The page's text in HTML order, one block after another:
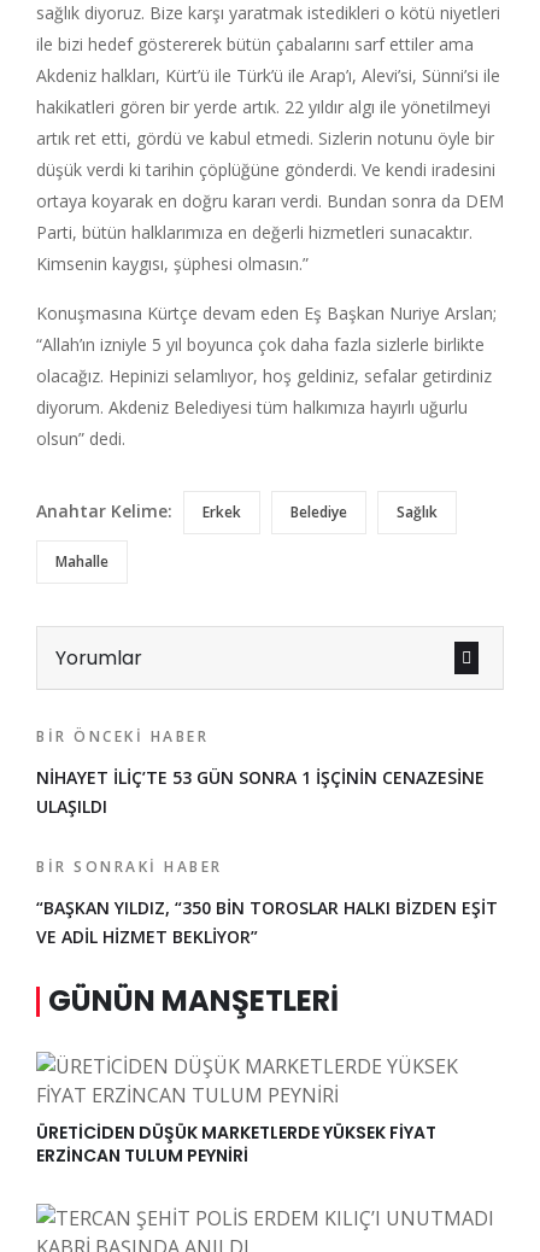
sağlık diyoruz. Bize karşı yaratmak istedikleri o kötü niyetleri
ile bizi hedef göstererek bütün çabalarını sarf ettiler ama
Akdeniz halkları, Kürt’ü ile Türk’ü ile Arap’ı, Alevi’si, Sünni’si ile
hakikatleri gören bir yerde artık. 22 yıldır algı ile yönetilmeyi
artık ret etti, gördü ve kabul etmedi. Sizlerin notunu öyle bir
düşük verdi ki tarihin çöplüğüne gönderdi. Ve kendi iradesini
ortaya koyarak en doğru kararı verdi. Bundan sonra da DEM
Parti, bütün halklarımıza en değerli hizmetleri sunacaktır.
Kimsenin kaygısı, şüphesi olmasın.”
Konuşmasına Kürtçe devam eden Eş Başkan Nuriye Arslan;
“Allah’ın izniyle 5 yıl boyunca çok daha fazla sizlerle birlikte
olacağız. Hepinizi selamlıyor, hoş geldiniz, sefalar getirdiniz
diyorum. Akdeniz Belediyesi tüm halkımıza hayırlı uğurlu
olsun” dedi.
Anahtar Kelime: Erkek Belediye Sağlık
Mahalle
Yorumlar
BIR ÖNCEKI HABER
NİHAYET İLİÇ’TE 53 GÜN SONRA 1 İŞÇİNİN CENAZESİNE
ULAŞILDI
BIR SONRAKI HABER
“BAŞKAN YILDIZ, “350 BİN TOROSLAR HALKI BİZDEN EŞİT
VE ADİL HİZMET BEKLİYOR”
GÜNÜN MANŞETLERI
ÜRETİCİDEN DÜŞÜK MARKETLERDE YÜKSEK FİYAT
ERZİNCAN TULUM PEYNİRİ